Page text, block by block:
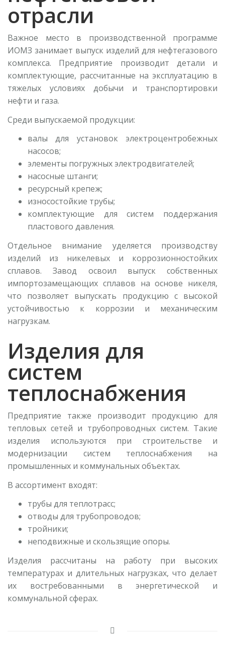
отрасли
Важное место в производственной программе
ИОМЗ занимает выпуск изделий для нефтегазового
комплекса. Предприятие производит детали и
комплектующие, рассчитанные на эксплуатацию в
тяжелых условиях добычи и транспортировки
нефти и газа.
Среди выпускаемой продукции:
валы для установок электроцентробежных
насосов;
элементы погружных электродвигателей;
насосные штанги;
ресурсный крепеж;
износостойкие трубы;
комплектующие для систем поддержания
пластового давления.
Отдельное внимание уделяется производству
изделий из никелевых и коррозионностойких
сплавов. Завод освоил выпуск собственных
импортозамещающих сплавов на основе никеля,
что позволяет выпускать продукцию с высокой
устойчивостью к коррозии и механическим
нагрузкам.
Изделия для
систем
теплоснабжения
Предприятие также производит продукцию для
тепловых сетей и трубопроводных систем. Такие
изделия используются при строительстве и
модернизации систем теплоснабжения на
промышленных и коммунальных объектах.
В ассортимент входят:
трубы для теплотрасс;
отводы для трубопроводов;
тройники;
неподвижные и скользящие опоры.
Изделия рассчитаны на работу при высоких
температурах и длительных нагрузках, что делает
их востребованными в энергетической и
коммунальной сферах.